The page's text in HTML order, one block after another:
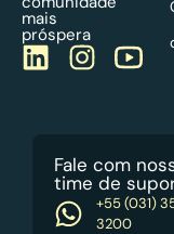
mais
próspera
Fale com
time de
+55 (031)
3200